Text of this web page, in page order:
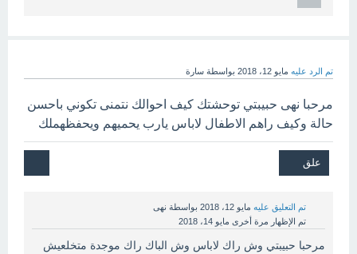
تم الرد عليه مايو 12، 2018 بواسطة سارة
مرحبا نهى حبيبتي توحشتك كيف احوالك نتمنى تكوني باحسن
حالة وكيف راهم الاطفال لاباس يارب يحميهم ويحفظهملك
تم التعليق عليه مايو 12، 2018 بواسطة نهى
تم الإظهار مرة أخرى مايو 14، 2018
مرحبا حبيبتي وش راك لاباس وش الباك راك موجدة متخلعيش